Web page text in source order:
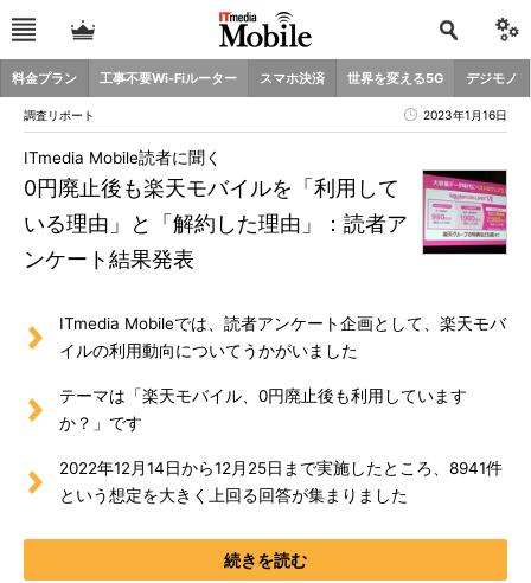
料金プラン 工事不要Wi-Fiルーター スマホ決済 世界を変える5G デジモノ
調査リポート 2023年1月16日
0円廃止後も楽天モバイルを「利用して
いる理由」と「解約した理由」：読者ア
ンケート結果発表
ITmedia Mobile読者に聞く
ITmedia Mobileでは、読者アンケート企画として、楽天モバ
イルの利用動向についてうかがいました
テーマは「楽天モバイル、0円廃止後も利用しています
か？」です
2022年12月14日から12月25日まで実施したところ、8941件
という想定を大きく上回る回答が集まりました
続きを読む